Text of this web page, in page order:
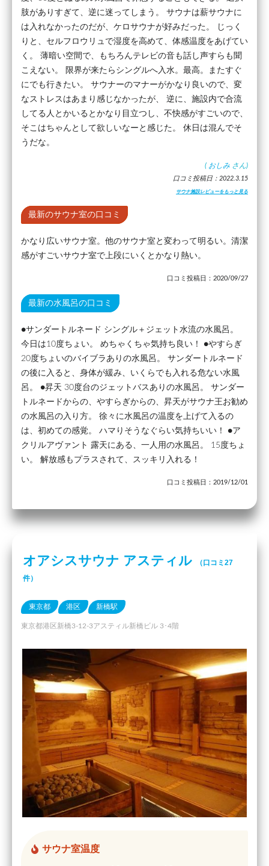
肢がありすぎて、逆に迷ってしまう。 サウナは薪サウナに
は入れなかったのだが、ケロサウナが好みだった。 じっく
りと、セルフロウリュで湿度を高めて、体感温度をあげてい
く。 薄暗い空間で、もちろんテレビの音も話し声すらも聞
こえない。 限界が来たらシングルへ入水。最高。またすぐ
にでも行きたい。 サウナーのマナーがかなり良いので、変
なストレスはあまり感じなかったが、 逆に、施設内で合流
してる人とかいるとかなり目立つし、不快感がすごいので、
そこはちゃんとして欲しいなーと感じた。 休日は混んでそ
うだな。
( おしみ さん)
口コミ投稿日：2022.3.15
サウナ施設レビューをもっと見る
最新のサウナ室の口コミ
かなり広いサウナ室。他のサウナ室と変わって明るい。清潔
感がすごいサウナ室で上段にいくとかなり熱い。
口コミ投稿日：2020/09/27
最新の水風呂の口コミ
●サンダートルネード シングル＋ジェット水流の水風呂。
今日は10度ちょい。 めちゃくちゃ気持ち良い！ ●やすらぎ
20度ちょいのバイブラありの水風呂。 サンダートルネード
の後に入ると、身体が緩み、いくらでも入れる危ない水風
呂。 ●昇天 30度台のジェットバスありの水風呂。 サンダー
トルネードからの、やすらぎからの、昇天がサウナ王お勧め
の水風呂の入り方。 徐々に水風呂の温度を上げて入るの
は、初めての感覚。 ハマりそうなぐらい気持ちいい！ ●ア
クリルアヴァント 露天にある、一人用の水風呂。 15度ちょ
い。 解放感もプラスされて、スッキリ入れる！
口コミ投稿日：2019/12/01
オアシスサウナ アスティル
（口コミ27
件）
東京都 港区 新橋駅
東京都港区新橋3-12-3アスティル新橋ビル 3･4階
サウナ室温度